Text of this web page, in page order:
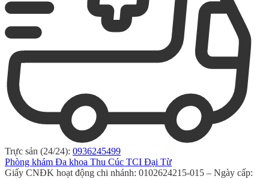
Trực sản (24/24): 0936245499
Phòng khám Đa khoa Thu Cúc TCI Đại Từ
Giấy CNĐK hoạt động chi nhánh: 0102624215-015 – Ngày cấp: